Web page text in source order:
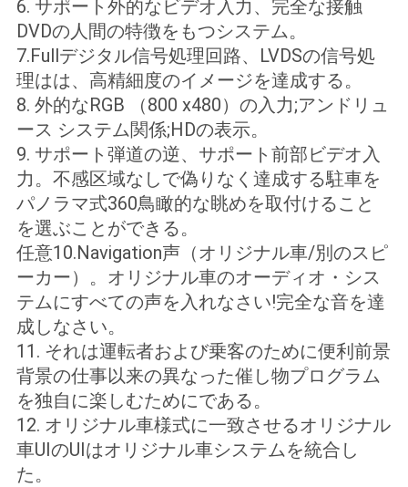
合
地
図
PRIVACY
POLICY
6. サポート外的なビデオ入力、完全な接触
DVDの人間の特徴をもつシステム。
7.Fullデジタル信号処理回路、LVDSの信号処
理はは、高精細度のイメージを達成する。
8. 外的なRGB （800 x480）の入力;アンドリュ
ース システム関係;HDの表示。
9. サポート弾道の逆、サポート前部ビデオ入
力。不感区域なしで偽りなく達成する駐車を
パノラマ式360鳥瞰的な眺めを取付けること
を選ぶことができる。
任意10.Navigation声（オリジナル車/別のスピ
ーカー）。オリジナル車のオーディオ・シス
テムにすべての声を入れなさい!完全な音を達
成しなさい。
11. それは運転者および乗客のために便利前景
背景の仕事以来の異なった催し物プログラム
を独自に楽しむためにである。
12. オリジナル車様式に一致させるオリジナル
車UIのUIはオリジナル車システムを統合し
た。